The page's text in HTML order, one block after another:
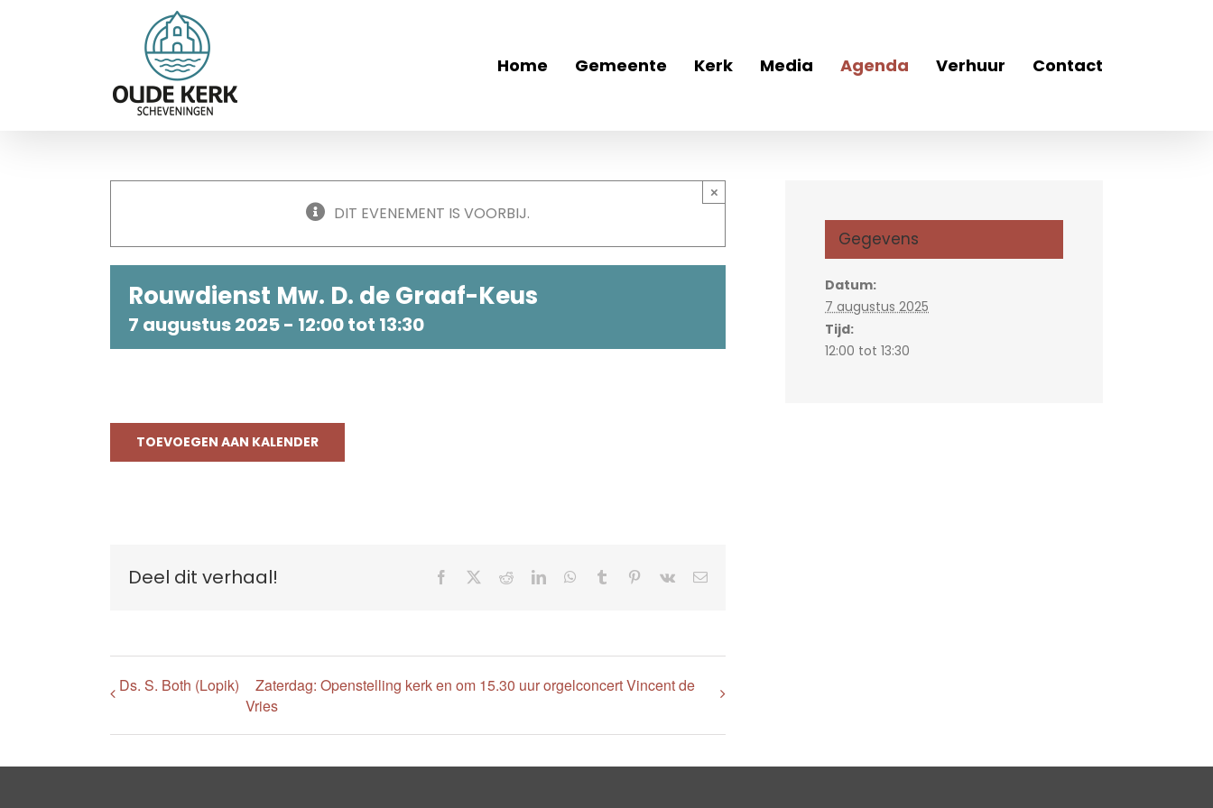
Home Gemeente Kerk Media Agenda Verhuur Contact
DIT EVENEMENT IS VOORBIJ.
×
Rouwdienst Mw. D. de Graaf-Keus
7 augustus 2025 - 12:00tot 13:30
TOEVOEGEN AAN KALENDER
Deel dit verhaal! Facebook RedditLinkedInWhatsApp
Tumblr Pinterest
Vk
E-
Ds. S. Both (Lopik)
Zaterdag: Openstelling kerk en om 15.30 uur orgelconcert Vincent de
Vries
Gegevens
Datum:
7 augustus 2025
Tijd:
12:00 tot 13:30